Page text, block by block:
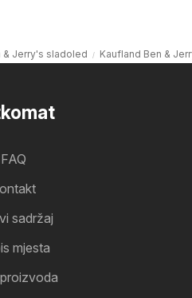
& Jerry's sladoled Kaufland Ben &
FAQ
sadržaj
mjesta